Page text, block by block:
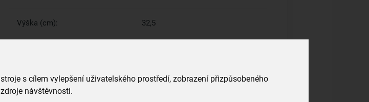
s cílem vylepšení uživatelského prostředí, zobrazení přizpůsobeného
návštěvnosti.
Výška (cm): 32,5